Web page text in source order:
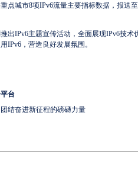
点城市8项IPv6流量主要指标数据，报送
出IPv6主题宣传活动，全面展现IPv6技
IPv6，营造良好发展氛围。
台
结奋进新征程的磅礴力量